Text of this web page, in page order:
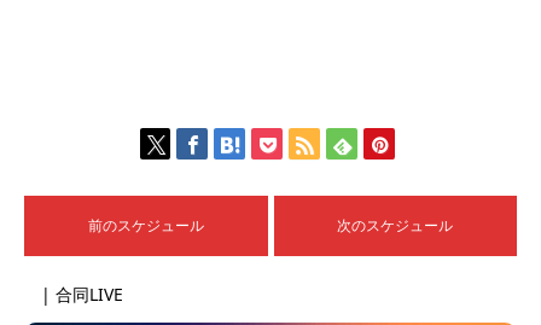
前のスケジュール 次のスケジュール
| 合同LIVE